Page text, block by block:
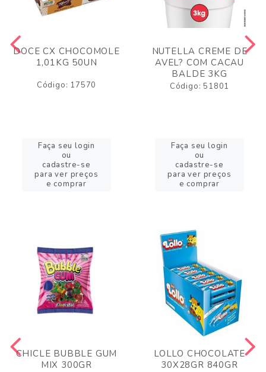
DOCE CX CHOCOMOLE
1,01KG 50UN
Código: 17570
Faça seu login
ou
cadastre-se
para ver preços
e comprar
NUTELLA CREME DE
AVEL? COM CACAU
BALDE 3KG
Código: 51801
Faça seu login
ou
cadastre-se
para ver preços
e comprar
CHICLE BUBBLE GUM
MIX 300GR
LOLLO CHOCOLATE
30X28GR 840GR